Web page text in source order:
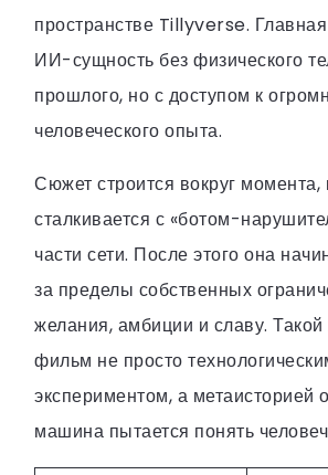
пространстве Tillyverse.
ИИ-сущность без физического
прошлого, но с доступом к
человеческого опыта.
Сюжет строится вокруг момента,
сталкивается с «ботом-
части сети. После этого она
за пределы собственных
желания, амбиции и славу. Такой
фильм не просто
экспериментом, а метаисторией
машина пытается понять